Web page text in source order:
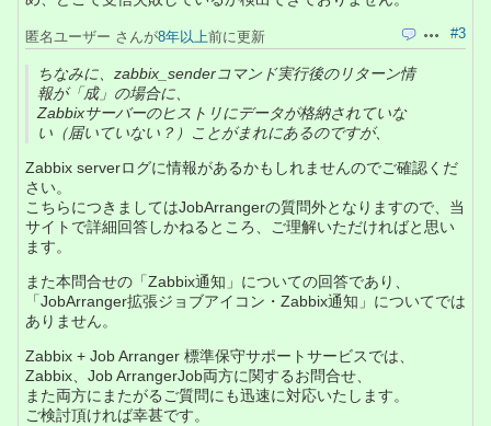
引用 操作#3
匿名ユーザー さんが8年以上前に更新
ちなみに、zabbix_senderコマンド実行後のリターン情
報が「成」の場合に、
Zabbixサーバーのヒストリにデータが格納されていな
い（届いていない？）ことがまれにあるのですが、
Zabbix serverログに情報があるかもしれませんのでご確認くだ
さい。
こちらにつきましてはJobArrangerの質問外となりますので、当
サイトで詳細回答しかねるところ、ご理解いただければと思い
ます。
また本問合せの「Zabbix通知」についての回答であり、
「JobArranger拡張ジョブアイコン・Zabbix通知」についてでは
ありません。
Zabbix + Job Arranger 標準保守サポートサービスでは、
Zabbix、Job ArrangerJob両方に関するお問合せ、
また両方にまたがるご質問にも迅速に対応いたします。
ご検討頂ければ幸甚です。